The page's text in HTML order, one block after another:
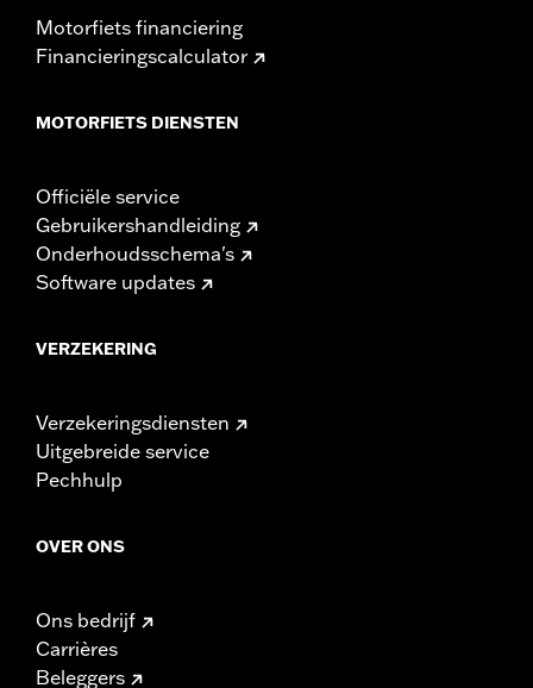
Motorfiets financiering
Financieringscalculator
MOTORFIETS DIENSTEN
Officiële service
Gebruikershandleiding
Onderhoudsschema's
Software updates
VERZEKERING
Verzekeringsdiensten
Uitgebreide service
Pechhulp
OVER ONS
Ons bedrijf
Carrières
Beleggers